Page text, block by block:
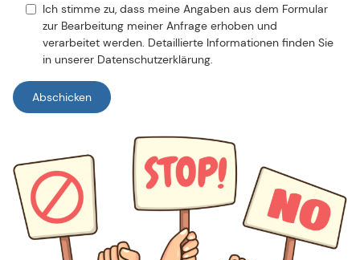
Ich stimme zu, dass meine Angaben aus dem Formular
zur Bearbeitung meiner Anfrage erhoben und
verarbeitet werden. Detaillierte Informationen finden Sie
in unserer Datenschutzerklärung.
Abschicken